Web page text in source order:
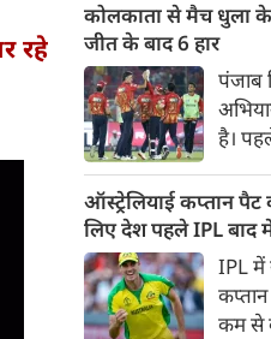
रहे
कोलकाता से मैच धुला के
जीत के बाद 6 हार
पंजाब
है।
उसे
बाद
लेकिन
लखनऊ
ऑस्ट्रेलियाई कप्तान पैट
लिए देश पहले IPL बाद
IPL में
कम से